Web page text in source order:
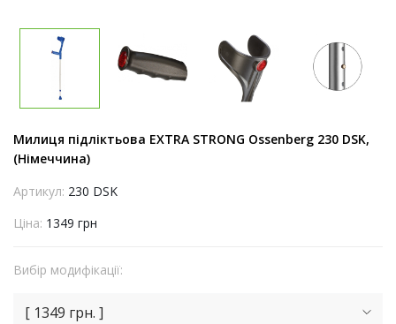
Милиця підліктьова EXTRA STRONG Ossenberg 230 DSK,
(Німеччина)
Артикул: 230 DSK
Ціна: 1349 грн
Вибір модифікації:
[ 1349 грн. ]